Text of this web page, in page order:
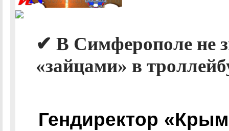
✔ В Симферополе не
«зайцами» в
Гендиректор